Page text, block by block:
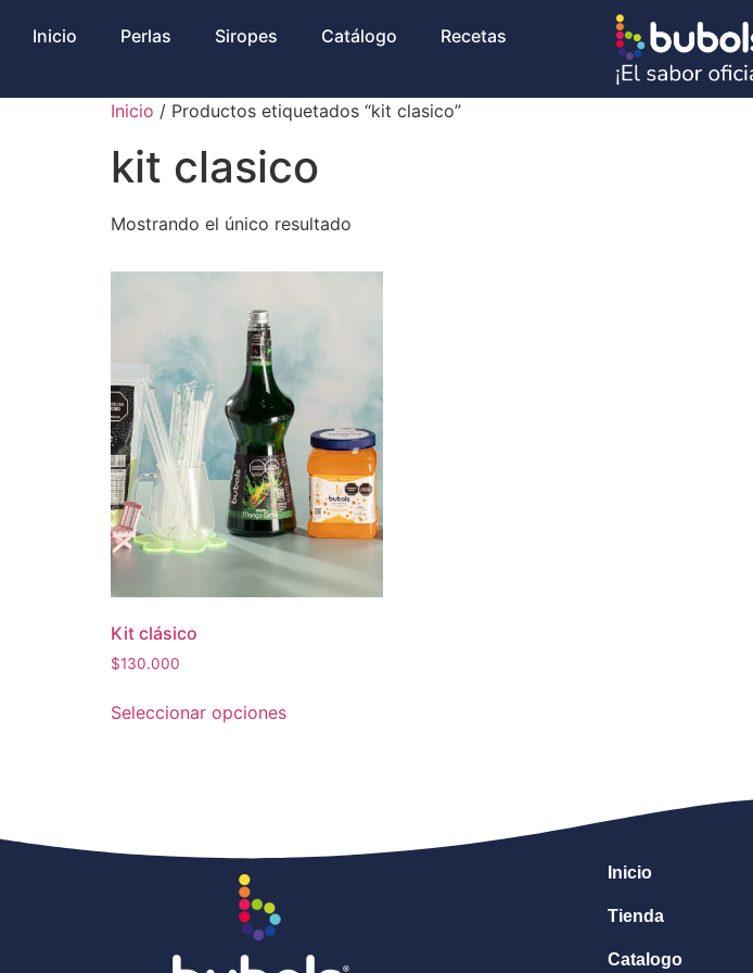
Inicio Perlas Siropes Catálogo Recetas
Inicio / Productos etiquetados “kit clasico”
kit clasico
Mostrando el único resultado
Kit clásico
$130.000
Seleccionar opciones
Inicio
Tienda
Catalogo